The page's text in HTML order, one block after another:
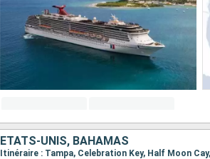
ÉTATS-UNIS, BAHAMAS
Itinéraire : Tampa, Celebration Key, Half Moon